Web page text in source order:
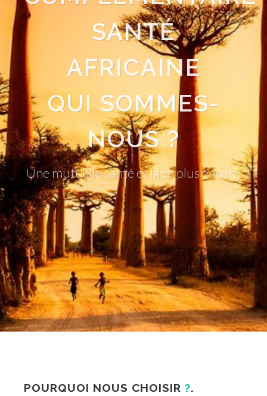
QUI SOMMES-
NOUS ?
Une mutuelle santé et bien plus encore
POURQUOI NOUS CHOISIR ?.